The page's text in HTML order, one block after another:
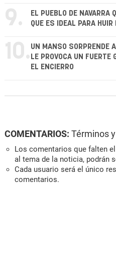
9.
EL PUEBLO DE NAVARRA
QUE ES IDEAL PARA HUIR
10. UN MANSO SORPRENDE
LE PROVOCA UN FUERTE
EL ENCIERRO
COMENTARIOS: Términos
Los comentarios que falten
al tema de la noticia, podrán
Cada usuario será el único
comentarios.